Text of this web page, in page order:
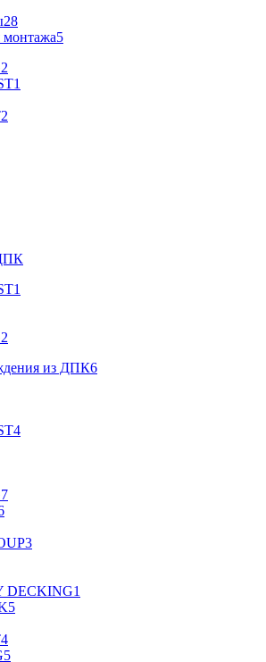
28
5
2
1
2
1
2
из ДПК6
4
7
3
DECKING1
5
4
5